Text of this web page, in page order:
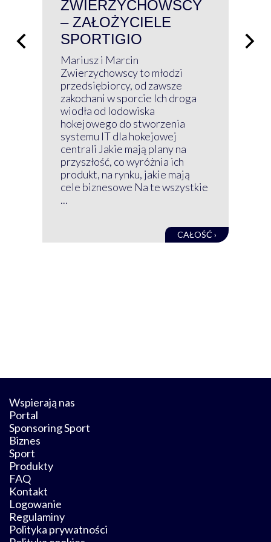
ZWIERZYCHOWSCY
– ZAŁOŻYCIELE
SPORTIGIO
Mariusz i Marcin
Zwierzychowscy to młodzi
przedsiębiorcy, od zawsze
zakochani w sporcie Ich droga
wiodła od lodowiska
hokejowego do stworzenia
systemu IT dla hokejowej
centrali Jakie mają plany na
przyszłość, co wyróżnia ich
produkt, na rynku, jakie mają
cele biznesowe Na te wszystkie
...
CAŁOŚĆ ›
Wspierają nas
Portal
Sponsoring Sport
Biznes
Sport
Produkty
FAQ
Kontakt
Logowanie
Regulaminy
Polityka prywatności